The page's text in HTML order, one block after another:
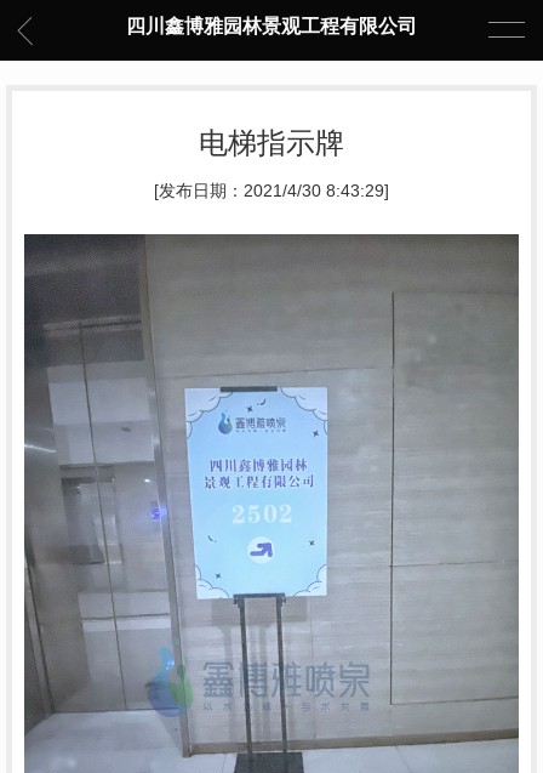
四川鑫博雅园林景观工程有限公司
电梯指示牌
[发布日期：2021/4/30 8:43:29]